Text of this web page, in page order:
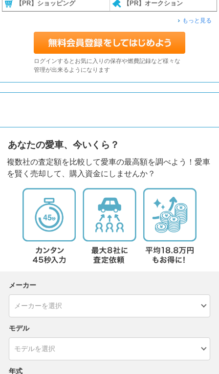
【PR】ショッピング 【PR】オークション
もっと見る
ログインするとお気に入りの保存や燃費記録など様々な
管理が出来るようになります
あなたの愛車、今いくら？
複数社の査定額を比較して愛車の最高額を調べよう！愛車
を賢く売却して、購入資金にしませんか？
メーカー
モデル
年式